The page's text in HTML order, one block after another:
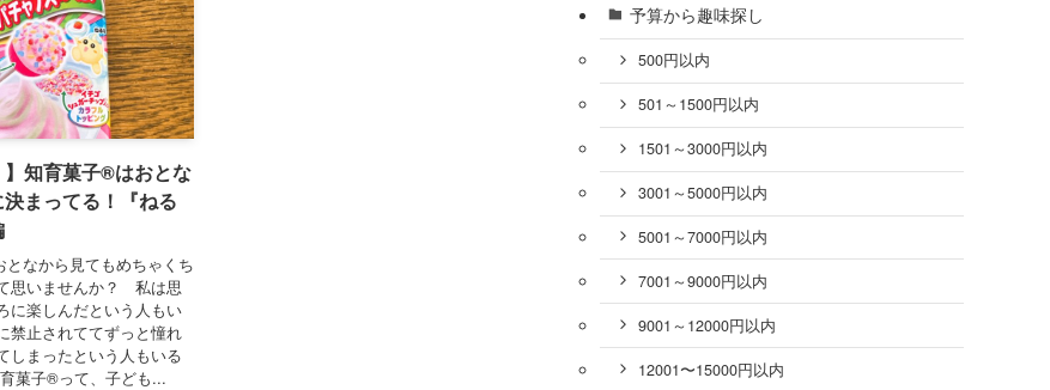
】知育菓子®はおとな
まってる！『ねる
なから見てもめちゃくち
思いませんか？ 私は思
に楽しんだという人もい
禁止されててずっと憧れ
しまったという人もいる
菓子®って、子ども...
予算から趣味探し
500円以内
501～1500円以内
1501～3000円以内
3001～5000円以内
5001～7000円以内
7001～9000円以内
9001～12000円以内
12001〜15000円以内